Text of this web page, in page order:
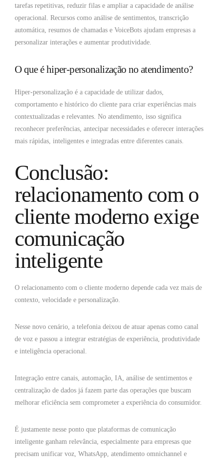
tarefas repetitivas, reduzir filas e ampliar a capacidade de análise
operacional. Recursos como análise de sentimentos, transcrição
automática, resumos de chamadas e VoiceBots ajudam empresas a
personalizar interações e aumentar produtividade.
O que é hiper-personalização no atendimento?
Hiper-personalização é a capacidade de utilizar dados,
comportamento e histórico do cliente para criar experiências mais
contextualizadas e relevantes. No atendimento, isso significa
reconhecer preferências, antecipar necessidades e oferecer interações
mais rápidas, inteligentes e integradas entre diferentes canais.
Conclusão:
relacionamento com o
cliente moderno exige
comunicação
inteligente
O relacionamento com o cliente moderno depende cada vez mais de
contexto, velocidade e personalização.
Nesse novo cenário, a telefonia deixou de atuar apenas como canal
de voz e passou a integrar estratégias de experiência, produtividade
e inteligência operacional.
Integração entre canais, automação, IA, análise de sentimentos e
centralização de dados já fazem parte das operações que buscam
melhorar eficiência sem comprometer a experiência do consumidor.
É justamente nesse ponto que plataformas de comunicação
inteligente ganham relevância, especialmente para empresas que
precisam unificar voz, WhatsApp, atendimento omnichannel e